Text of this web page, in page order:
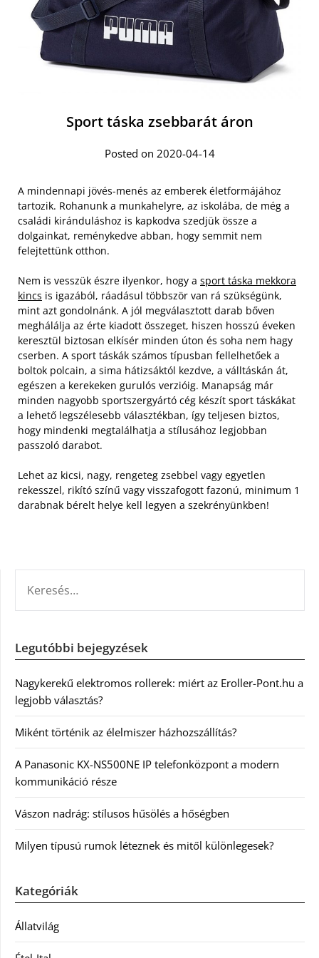
Sport táska zsebbarát áron
Posted on 2020-04-14
A mindennapi jövés-menés az emberek életformájához
tartozik. Rohanunk a munkahelyre, az iskolába, de még a
családi kiránduláshoz is kapkodva szedjük össze a
dolgainkat, reménykedve abban, hogy semmit nem
felejtettünk otthon.
Nem is vesszük észre ilyenkor, hogy a sport táska mekkora
kincs is igazából, ráadásul többször van rá szükségünk,
mint azt gondolnánk. A jól megválasztott darab bőven
meghálálja az érte kiadott összeget, hiszen hosszú éveken
keresztül biztosan elkísér minden úton és soha nem hagy
cserben. A sport táskák számos típusban fellelhetőek a
boltok polcain, a sima hátizsáktól kezdve, a válltáskán át,
egészen a kerekeken gurulós verzióig. Manapság már
minden nagyobb sportszergyártó cég készít sport táskákat
a lehető legszélesebb választékban, így teljesen biztos,
hogy mindenki megtalálhatja a stílusához legjobban
passzoló darabot.
Lehet az kicsi, nagy, rengeteg zsebbel vagy egyetlen
rekesszel, rikító színű vagy visszafogott fazonú, minimum 1
darabnak bérelt helye kell legyen a szekrényünkben!
Legutóbbi bejegyzések
Nagykerekű elektromos rollerek: miért az Eroller-Pont.hu a
legjobb választás?
Miként történik az élelmiszer házhozszállítás?
A Panasonic KX-NS500NE IP telefonközpont a modern
kommunikáció része
Vászon nadrág: stílusos hűsölés a hőségben
Milyen típusú rumok léteznek és mitől különlegesek?
Kategóriák
Állatvilág